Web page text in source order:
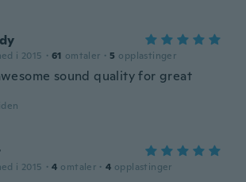
i 2015 · 61 omtaler · 5 opplastinger
sound quality for great
i 2015 · 4 omtaler · 4 opplastinger